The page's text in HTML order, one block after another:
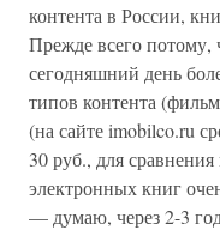
контента в России,
Прежде всего потому,
сегодняшний день
типов контента
(на сайте imobilco.ru
30 руб., для
электронных книг
— думаю, через 2-3